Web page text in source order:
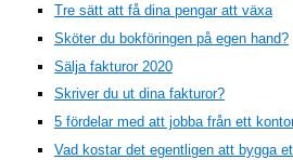
Tre sätt att få dina pengar att växa
Sköter du bokföringen på egen hand?
Sälja fakturor 2020
Skriver du ut dina fakturor?
5 fördelar med att jobba från ett
Vad kostar det egentligen att bygga